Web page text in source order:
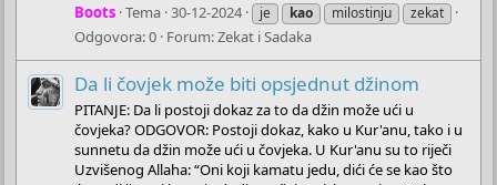
Boots Tema 30-12-2024 je kao milostinju zekat
Odgovora: 0 Forum:Zekat i Sadaka
Da li čovjek može biti opsjednut džinom
PITANJE: Da li postoji dokaz za to da džin može ući u
čovjeka? ODGOVOR: Postoji dokaz, kako u Kur'anu, tako i u
sunnetu da džin može ući u čovjeka. U Kur'anu su to riječi
Uzvišenog Allaha: “Oni koji kamatu jedu, dići će se kao što